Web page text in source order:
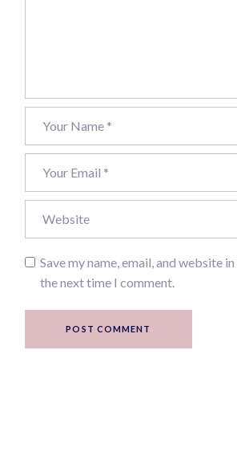
Save my name, email, and website
the next time I comment.
POST COMMENT